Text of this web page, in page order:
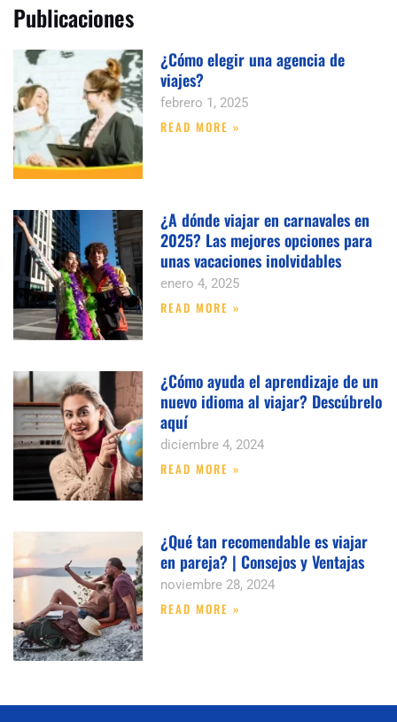
Publicaciones
¿Cómo elegir una agencia de
viajes?
febrero 1, 2025
READ MORE »
¿A dónde viajar en carnavales en
2025? Las mejores opciones para
unas vacaciones inolvidables
enero 4, 2025
READ MORE »
¿Cómo ayuda el aprendizaje de un
nuevo idioma al viajar? Descúbrelo
aquí
diciembre 4, 2024
READ MORE »
¿Qué tan recomendable es viajar
en pareja? | Consejos y Ventajas
noviembre 28, 2024
READ MORE »